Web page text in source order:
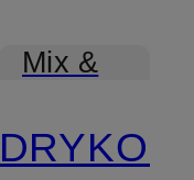
Mix &